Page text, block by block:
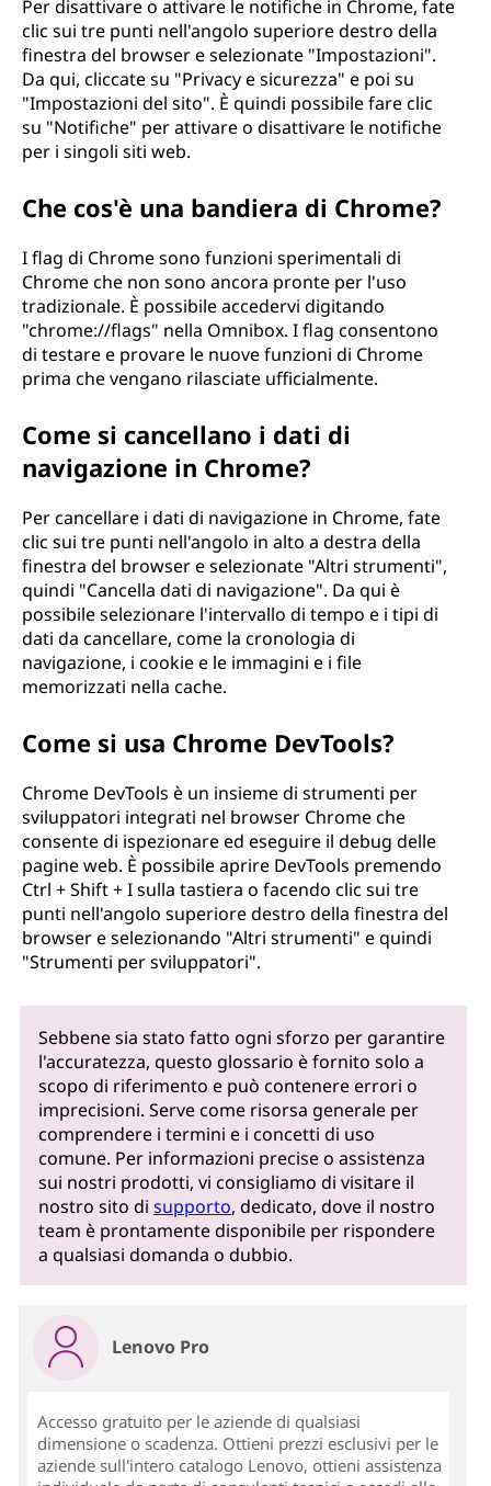
Per disattivare o attivare le notifiche in Chrome, fate
clic sui tre punti nell'angolo superiore destro della
finestra del browser e selezionate "Impostazioni".
Da qui, cliccate su "Privacy e sicurezza" e poi su
"Impostazioni del sito". È quindi possibile fare clic
su "Notifiche" per attivare o disattivare le notifiche
per i singoli siti web.
Che cos'è una bandiera di Chrome?
I flag di Chrome sono funzioni sperimentali di
Chrome che non sono ancora pronte per l'uso
tradizionale. È possibile accedervi digitando
"chrome://flags" nella Omnibox. I flag consentono
di testare e provare le nuove funzioni di Chrome
prima che vengano rilasciate ufficialmente.
Come si cancellano i dati di
navigazione in Chrome?
Per cancellare i dati di navigazione in Chrome, fate
clic sui tre punti nell'angolo in alto a destra della
finestra del browser e selezionate "Altri strumenti",
quindi "Cancella dati di navigazione". Da qui è
possibile selezionare l'intervallo di tempo e i tipi di
dati da cancellare, come la cronologia di
navigazione, i cookie e le immagini e i file
memorizzati nella cache.
Come si usa Chrome DevTools?
Chrome DevTools è un insieme di strumenti per
sviluppatori integrati nel browser Chrome che
consente di ispezionare ed eseguire il debug delle
pagine web. È possibile aprire DevTools premendo
Ctrl + Shift + I sulla tastiera o facendo clic sui tre
punti nell'angolo superiore destro della finestra del
browser e selezionando "Altri strumenti" e quindi
"Strumenti per sviluppatori".
Sebbene sia stato fatto ogni sforzo per garantire
l'accuratezza, questo glossario è fornito solo a
scopo di riferimento e può contenere errori o
imprecisioni. Serve come risorsa generale per
comprendere i termini e i concetti di uso
comune. Per informazioni precise o assistenza
sui nostri prodotti, vi consigliamo di visitare il
nostro sito disupporto, dedicato, dove il nostro
team è prontamente disponibile per rispondere
a qualsiasi domanda o dubbio.
Lenovo Pro
Accesso gratuito per le aziende di qualsiasi
dimensione o scadenza. Ottieni prezzi esclusivi per le
aziende sull'intero catalogo Lenovo, ottieni assistenza